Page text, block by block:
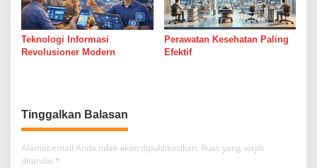
Teknologi Informasi
Revolusioner Modern
Perawatan Kesehatan Paling
Efektif
Tinggalkan Balasan
Alamat email Anda tidak akan dipublikasikan. Ruas yang wajib
ditandai *